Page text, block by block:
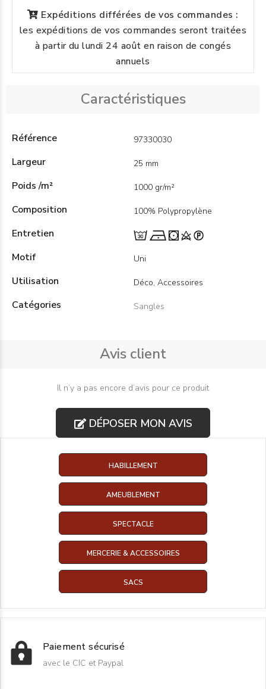
Expéditions différées de vos commandes :
les expéditions de vos commandes seront traitées
à partir du lundi 24 août en raison de congés
annuels
Caractéristiques
Référence 97330030
Largeur 25 mm
Poids /m² 1000 gr/m²
Composition 100% Polypropylène
Entretien
Motif
Uni
Utilisation Déco, Accessoires
Catégories Sangles
Avis client
Il n’y a pas encore d’avis pour ce produit
DÉPOSER MON AVIS
HABILLEMENT
AMEUBLEMENT
SPECTACLE
MERCERIE & ACCESSOIRES
SACS
Paiement sécurisé
avec le CIC et Paypal